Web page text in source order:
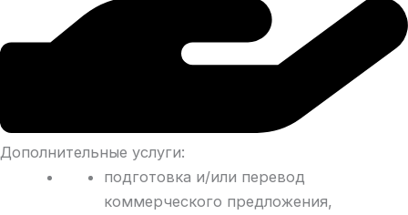
Дополнительные услуги:
подготовка и/или перевод
коммерческого предложения,